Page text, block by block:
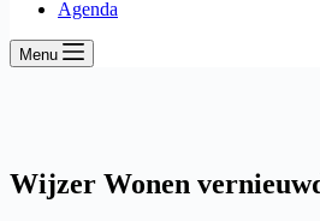
Agenda
Menu
Wijzer Wonen